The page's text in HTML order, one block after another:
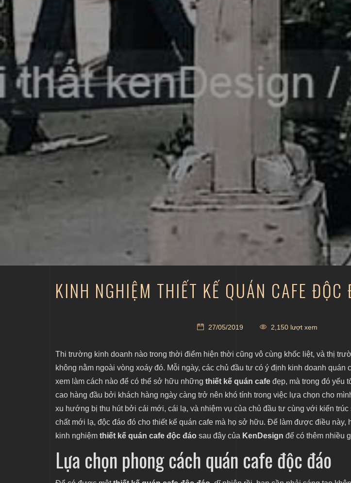
KINH NGHIỆM THIẾT KẾ QUÁN CAFE
27/05/2019 2,150 lượt xem
Thi trường kinh doanh nào trong thời điểm hiện thời cũng vô cùng khốc liệt, và thị
không nằm ngoài vòng xoáy đó. Mỗi ngày, các chủ đầu tư có ý định kinh doanh quán
xem làm cách nào để có thể sở hữu những thiết kế quán cafe đẹp, mà trong đó yếu
cao hàng đầu bởi khách hàng ngày càng trở nên khó tính trong việc lựa chọn cho
xu hướng bị thu hút bởi cái mới, cái lạ, và nhiệm vụ của chủ đầu tư cùng với kiến
chất mới lạ, độc đáo đó cho thiết kế quán cafe mà họ sở hữu. Để làm được điều này,
kinh nghiệm thiết kế quán cafe độc đáo sau đây của KenDesign để có thêm nhiều
Lựa chọn phong cách quán cafe độc đáo